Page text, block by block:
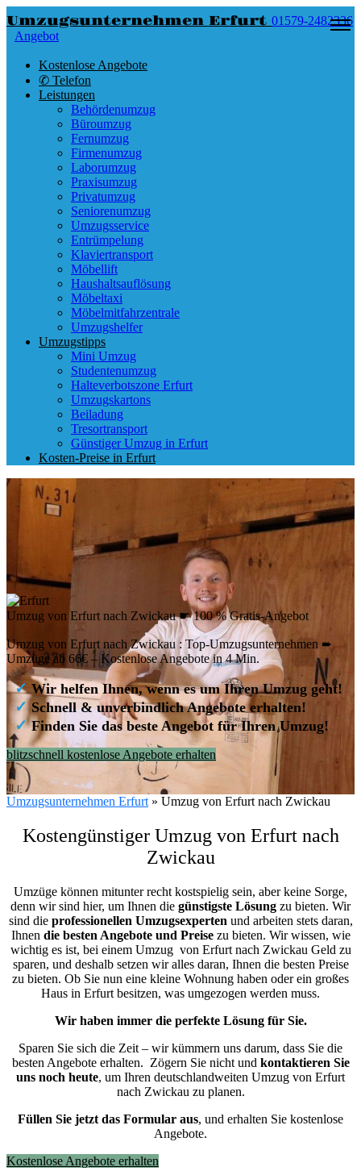
Umzugsunternehmen Erfurt 01579-2482336
Angebot
Kostenlose Angebote
✆ Telefon
Leistungen
Behördenumzug
Büroumzug
Fernumzug
Firmenumzug
Laborumzug
Praxisumzug
Privatumzug
Seniorenumzug
Umzugsservice
Entrümpelung
Klaviertransport
Möbellift
Haushaltsauflösung
Möbeltaxi
Möbelmitfahrzentrale
Umzugshelfer
Umzugstipps
Mini Umzug
Studentenumzug
Halteverbotszone Erfurt
Umzugskartons
Beiladung
Tresortransport
Günstiger Umzug in Erfurt
Kosten-Preise in Erfurt
Umzug von Erfurt nach Zwickau ☛ 100 % Gratis-Angebot
Umzug von Erfurt nach Zwickau : Top-Umzugsunternehmen ➨
Umzüge ab 66€ – Kostenlose Angebote in 4 Min.
✓Wir helfen Ihnen, wenn es um Ihren Umzug geht!
✓ Schnell & unverbindlich Angebote erhalten!
✓Finden Sie das beste Angebot für Ihren Umzug!
blitzschnell kostenlose Angebote erhalten
Umzugsunternehmen Erfurt » Umzug von Erfurt nach Zwickau
Kostengünstiger Umzug von Erfurt nach
Zwickau
Umzüge können mitunter recht kostspielig sein, aber keine Sorge,
denn wir sind hier, um Ihnen die günstigste Lösung zu bieten. Wir
sind die professionellen Umzugsexperten und arbeiten stets daran,
Ihnen die besten Angebote und Preisezu bieten. Wir wissen, wie
wichtig es ist, bei einem Umzug von Erfurt nach Zwickau Geld zu
sparen, und deshalb setzen wir alles daran, Ihnen die besten Preise
zu bieten. Ob Sie nun eine kleine Wohnung haben oder ein großes
Haus in Erfurt besitzen, was umgezogen werden muss.
Wir haben immer die perfekte Lösung für Sie.
Sparen Sie sich die Zeit – wir kümmern uns darum, dass Sie die
besten Angebote erhalten. Zögern Sie nicht und kontaktieren Sie
uns noch heute, um Ihren deutschlandweiten Umzug von Erfurt
nach Zwickau zu planen.
Füllen Sie jetzt das Formular aus, und erhalten Sie kostenlose
Angebote.
Kostenlose Angebote erhalten